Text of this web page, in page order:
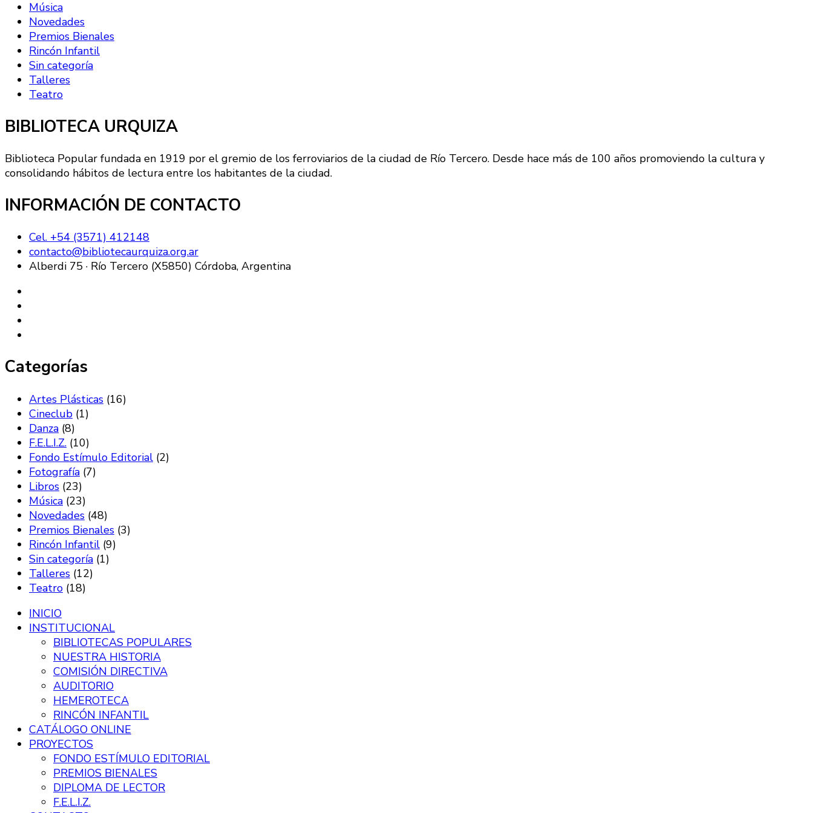
Música
Novedades
Premios Bienales
Rincón Infantil
Sin categoría
Talleres
Teatro
BIBLIOTECA URQUIZA
Biblioteca Popular fundada en 1919 por el gremio de los ferroviarios de la ciudad de Río Tercero. Desde hace más de 100 años promoviendo la cultura y
consolidando hábitos de lectura entre los habitantes de la ciudad.
INFORMACIÓN DE CONTACTO
Cel. +54 (3571) 412148
contacto@bibliotecaurquiza.org.ar
Alberdi 75 · Río Tercero (X5850) Córdoba, Argentina
Categorías
Artes Plásticas (16)
Cineclub (1)
Danza (8)
F.E.L.I.Z. (10)
Fondo Estímulo Editorial (2)
Fotografía (7)
Libros (23)
Música (23)
Novedades (48)
Premios Bienales (3)
Rincón Infantil (9)
Sin categoría (1)
Talleres (12)
Teatro (18)
INICIO
INSTITUCIONAL
BIBLIOTECAS POPULARES
NUESTRA HISTORIA
COMISIÓN DIRECTIVA
AUDITORIO
HEMEROTECA
RINCÓN INFANTIL
CATÁLOGO ONLINE
PROYECTOS
FONDO ESTÍMULO EDITORIAL
PREMIOS BIENALES
DIPLOMA DE LECTOR
F.E.L.I.Z.